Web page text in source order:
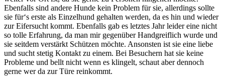
Ebenfalls sind andere Hunde kein Problem für sie, allerdings sollte
sie für‘s erste als Einzelhund gehalten werden, da es hin und wieder
zur Eifersucht kommt. Ebenfalls gab es letztes Jahr leider eine nicht
so tolle Erfahrung, da man mir gegenüber Handgreiflich wurde und
sie seitdem verstärkt Schützen möchte. Ansonsten ist sie eine liebe
und sucht stetig Kontakt zu einem. Bei Besuchern hat sie keine
Probleme und bellt nicht wenn es klingelt, schaut aber dennoch
gerne wer da zur Türe reinkommt.